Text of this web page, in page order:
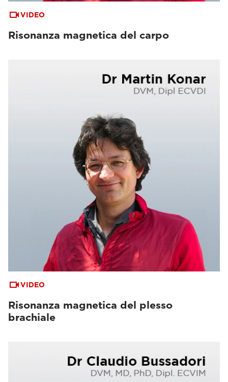
VIDEO
Risonanza magnetica del carpo
VIDEO
Risonanza magnetica del plesso
brachiale